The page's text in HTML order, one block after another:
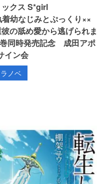
クス S*girl
幼なじみとぷっくり××
の舐め愛から逃げられま
巻同時発売記念 成田アポ
イン会
ラノベ